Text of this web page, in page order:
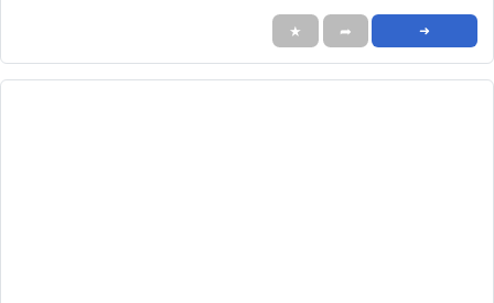
★ ➦ ➜